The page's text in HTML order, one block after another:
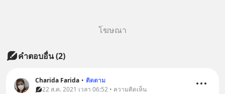
โฆษณา
คำตอบอื่น(2)
Charida Farida • ติดตาม
22 ส.ค. 2021 เวลา 06:52 • ความคิดเห็น